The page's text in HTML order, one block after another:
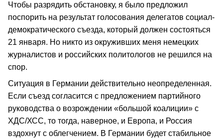
Чтобы разрядить обстановку, я было предложил
поспорить на результат голосования делегатов социал-
демократического съезда, который должен состояться
21 января. Но никто из окруживших меня немецких
журналистов и российских политологов не решился на
спор.
Ситуация в Германии действительно неопределенная.
Если съезд согласится с предложением партийного
руководства о возрождении «большой коалиции» с
ХДС/ХСС, то тогда, наверное, и Европа, и Россия
вздохнут с облегчением. В Германии будет стабильное